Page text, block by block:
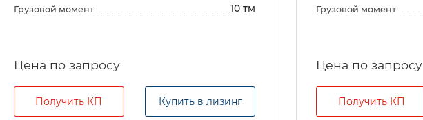
Грузовой момент 10 тм
Цена по запросу
Получить КП Купить в лизинг
Грузовой момент
Цена по запросу
Получить КП